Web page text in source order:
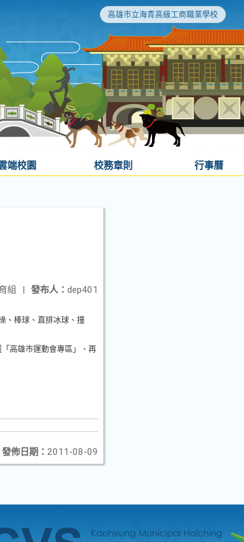
高雄市立海青高級工商職業學校
端校園 校務章則 行事曆
發布人： dep401
組 |
、棒球、直排冰球、撞
高雄市運動會專區」、再
發佈日期： 2011-08-09